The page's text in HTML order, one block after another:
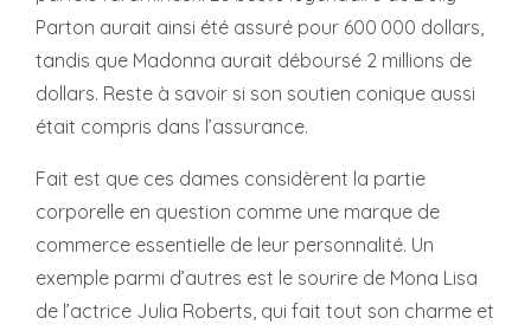
Parton aurait ainsi été assuré pour 600 000 dollars,
tandis que Madonna aurait déboursé 2 millions de
dollars. Reste à savoir si son soutien conique aussi
était compris dans l’assurance.
Fait est que ces dames considèrent la partie
corporelle en question comme une marque de
commerce essentielle de leur personnalité. Un
exemple parmi d’autres est le sourire de Mona Lisa
de l’actrice Julia Roberts, qui fait tout son charme et